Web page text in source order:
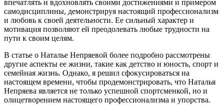
впечатлять и вдохновлять своими достижениями и примером
самодисциплины, демонстрируя настоящий профессионализм
и любовь к своей деятельности. Ее сильный характер и
мотивация позволяют ей преодолевать любые трудности на
пути к своим целям.
В статье о Наталье Непряевой более подробно рассмотрены
другие аспекты ее жизни, такие как детство и юность, спорт и
семейная жизнь. Однако, я решил сфокусироваться на
настоящем времени, чтобы продемонстрировать, что Наталья
Непряева является не только успешной спортсменкой, но и
олицетворением настоящего профессионализма и упорства.